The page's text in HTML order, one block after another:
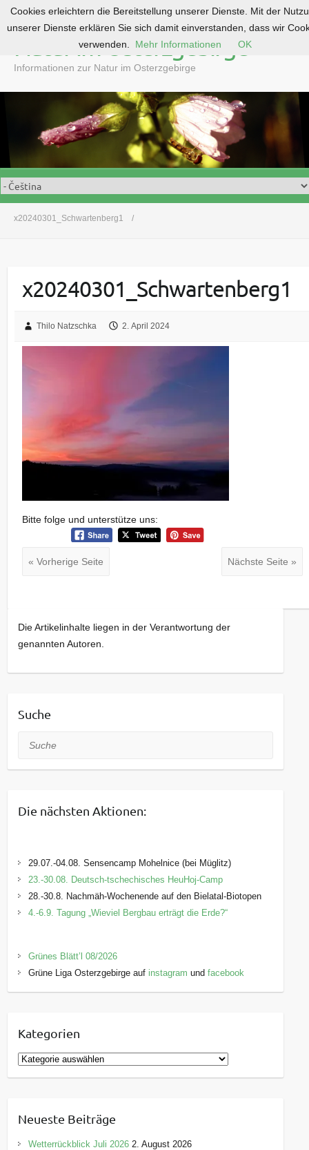
o
e
n
Natur im Osterzgebirge
Informationen zur Natur im Osterzgebirge
x20240301_Schwartenberg1
x20240301_Schwartenberg1
Thilo Natzschka 2. April 2024
Bitte folge und unterstütze uns:
« Vorherige Seite Nächste Seite »
Die Artikelinhalte liegen in der Verantwortung der
genannten Autoren.
Suche
Suche
Die nächsten Aktionen:
29.07.-04.08. Sensencamp Mohelnice (bei Müglitz)
23.-30.08. Deutsch-tschechisches HeuHoj-Camp
28.-30.8. Nachmäh-Wochenende auf den Bielatal-Biotopen
4.-6.9. Tagung „Wieviel Bergbau erträgt die Erde?“
Grünes Blätt’l 08/2026
Grüne Liga Osterzgebirge auf instagram undfacebook
Kategorien
K
a
g
o
Neueste Beiträge
Wetterrückblick Juli 2026 2. August 2026
Cookies erleichtern die Bereitstellung unserer Dienste. Mit der
unserer Dienste erklären Sie sich damit einverstanden, dass wir
verwenden.
Mehr Informationen OK